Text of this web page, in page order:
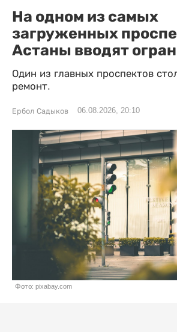
На одном из самых
загруженных
Астаны вводят
Один из главных проспектов
ремонт.
Ербол Садыков 06.08.2026, 20:10
Фото: pixabay.com